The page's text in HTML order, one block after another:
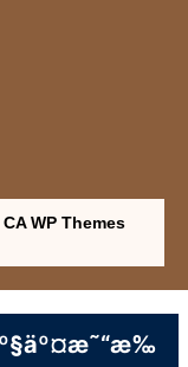
CA WP Themes